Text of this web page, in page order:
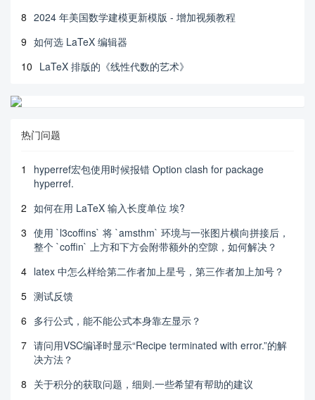
8 2024 年美国数学建模更新模版 - 增加视频教程
9 如何选 LaTeX 编辑器
10 LaTeX 排版的《线性代数的艺术》
热门问题
1
hyperref宏包使用时候报错 Option clash for package
hyperref.
2 如何在用 LaTeX 输入长度单位 埃?
3 使用 `l3coffins` 将 `amsthm` 环境与一张图片横向拼接后，
整个 `coffin` 上方和下方会附带额外的空隙，如何解决？
4 latex 中怎么样给第二作者加上星号，第三作者加上加号？
5 测试反馈
6 多行公式，能不能公式本身靠左显示？
7 请问用VSC编译时显示“Recipe terminated with error.”的解
决方法？
8 关于积分的获取问题，细则.一些希望有帮助的建议